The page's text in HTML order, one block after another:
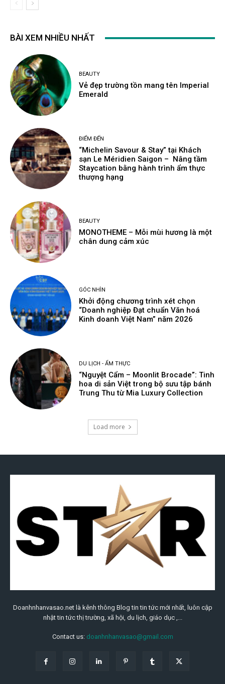
Doanhnhanvasao.net là kênh thông Blog tin tin tức mới nhất, luôn cập
nhật tin tức thị trường, xã hội, du lịch, giáo dục ,...
Contact us: doanhnhanvasao@gmail.com